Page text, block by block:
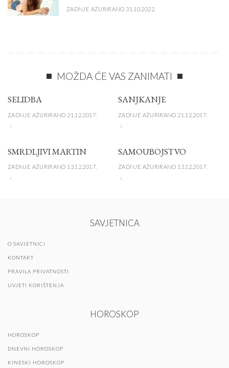
ZADNJE AŽURIRANO 31.10.2022.
MOŽDA ĆE VAS ZANIMATI
SELIDBA
ZADNJE AŽURIRANO 21.12.2017.
SANJKANJE
ZADNJE AŽURIRANO 21.12.2017.
SMRDLJIVI MARTIN
ZADNJE AŽURIRANO 13.12.2017.
SAMOUBOJSTVO
ZADNJE AŽURIRANO 13.12.2017.
SAVJETNICA
O SAVJETNICI
KONTAKT
PRAVILA PRIVATNOSTI
UVJETI KORIŠTENJA
HOROSKOP
HOROSKOP
DNEVNI HOROSKOP
KINESKI HOROSKOP